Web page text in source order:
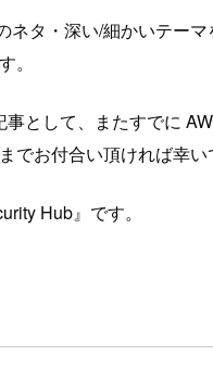
タ・深い/細かいテー
。
として、またすでに
お付合い頂ければ幸い
Hub』です。